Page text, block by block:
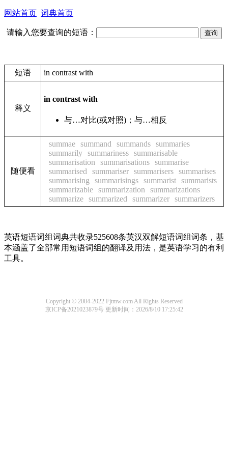
网站首页 词典首页
请输入您要查询的短语：
短语 in contrast with
释义
in contrast with
与…对比(或对照)；与…相反
随便看
summae summand summands summaries
summarily summariness summarisable
summarisation
summarisations summarise
summarised
summariser summarisers summarises
summarising
summarisings summarist summarists
summarizable summarization
summarizations
summarize summarized summarizer summarizers
英语短语词组词典共收录525608条英汉双解短语词组词条，基
本涵盖了全部常用短语词组的翻译及用法，是英语学习的有利
工具。
Copyright © 2004-2022 Fjtmw.com All Rights Reserved
京ICP备2021023879号 更新时间：2026/8/10 17:25:42